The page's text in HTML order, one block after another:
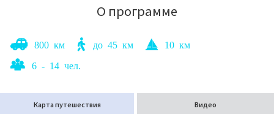
О программе
800 км до 45 км 10 км
6 - 14 чел.
Карта путешествия Видео